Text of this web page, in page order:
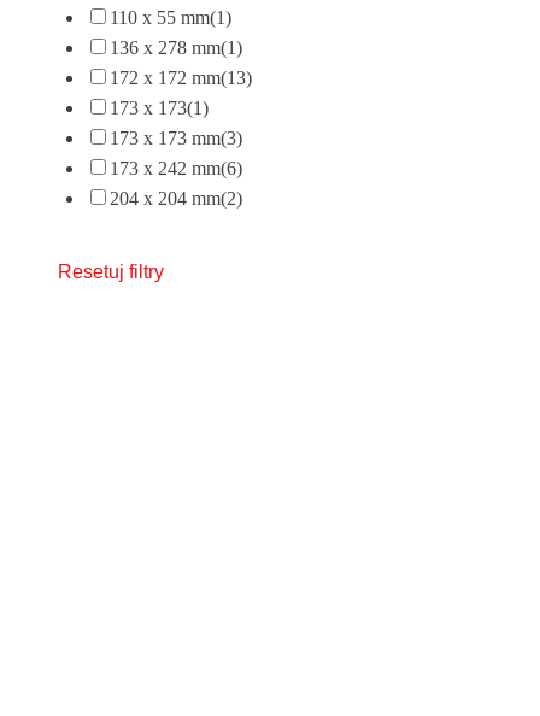
110 x 55 mm(1)
136 x 278 mm(1)
172 x 172 mm(13)
173 x 173(1)
173 x 173 mm(3)
173 x 242 mm(6)
204 x 204 mm(2)
Resetuj filtry